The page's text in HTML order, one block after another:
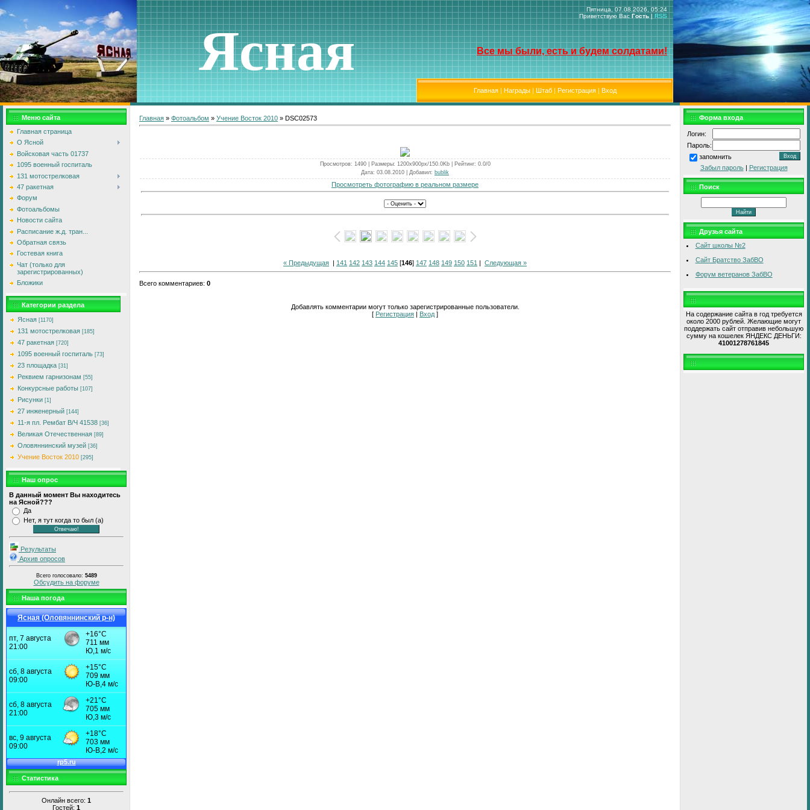
Ясная
Пятница, 07.08.2026, 05:24
Приветствую Вас Гость | RSS
Все мы были, есть и будем солдатами!
Главная| Награды| Штаб| Регистрация| Вход
Меню сайта
Главная страница
О Ясной
Войсковая часть 01737
1095 военный госпиталь
131 мотострелковая
47 ракетная
Форум
Фотоальбомы
Новости сайта
Расписание ж.д. тран...
Обратная связь
Гостевая книга
Чат (только для
зарегистрированных)
Бложики
Категории раздела
Ясная [1170]
131 мотострелковая [185]
47 ракетная [720]
1095 военный госпиталь [73]
23 площадка [31]
Реквием гарнизонам [55]
Конкурсные работы [107]
Рисунки [1]
27 инженерный [144]
11-я пл. Рембат В/Ч 41538 [36]
Великая Отечественная [89]
Оловяннинский музей [36]
Учение Восток 2010 [295]
Наш опрос
В данный момент Вы находитесь
на Ясной???
Да
Нет, я тут когда то был (а)
Результаты
Архив опросов
Всего голосовало: 5489
Обсудить на форуме
Наша погода
Ясная (Оловяннинский р-н)
Статистика
Онлайн всего: 1
Гостей: 1
Главная » Фотоальбом » Учение Восток 2010 » DSC02573
Просмотров: 1490 | Размеры: 1200x900px/150.0Kb | Рейтинг: 0.0/0
Дата: 03.08.2010 | Добавил: bublik
Просмотреть фотографию в реальном размере
« Предыдущая | 141 142 143 144 145 [146] 147 148 149 150 151 | Следующая »
Всего комментариев: 0
Добавлять комментарии могут только зарегистрированные пользователи.
[ Регистрация Вход ]
Форма входа
Логин:
Пароль:
запомнить
Забыл пароль| Регистрация
Поиск
Друзья сайта
Сайт школы №2
Сайт Братство ЗабВО
Форум ветеранов ЗабВО
На содержание сайта в год требуется
около 2000 рублей. Желающие могут
поддержать сайт отправив небольшую
сумму на кошелек ЯНДЕКС ДЕНЬГИ:
41001278761845